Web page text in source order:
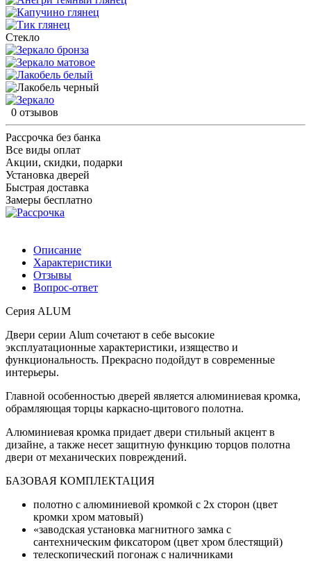
Стекло
0 отзывов
Рассрочка без банка
Все виды оплат
Акции, скидки, подарки
Установка дверей
Быстрая доставка
Замеры бесплатно
Описание
Характеристики
Отзывы
Вопрос-ответ
Серия ALUM
Двери серии Alum сочетают в себе высокие
эксплуатационные характеристики, изящество и
функциональность. Прекрасно подойдут в современные
интерьеры.
Главной особенностью дверей является алюминиевая кромка,
обрамляющая торцы каркасно-щитового полотна.
Алюминиевая кромка придает двери стильный акцент в
дизайне, а также несет защитную функцию торцов полотна
двери от механических повреждений.
БАЗОВАЯ КОМПЛЕКТАЦИЯ
полотно с алюминиевой кромкой с 2х сторон (цвет
кромки хром матовый)
«заводская установка магнитного замка с
сантехническим фиксатором (цвет хром блестящий)
телескопический погонаж с наличниками